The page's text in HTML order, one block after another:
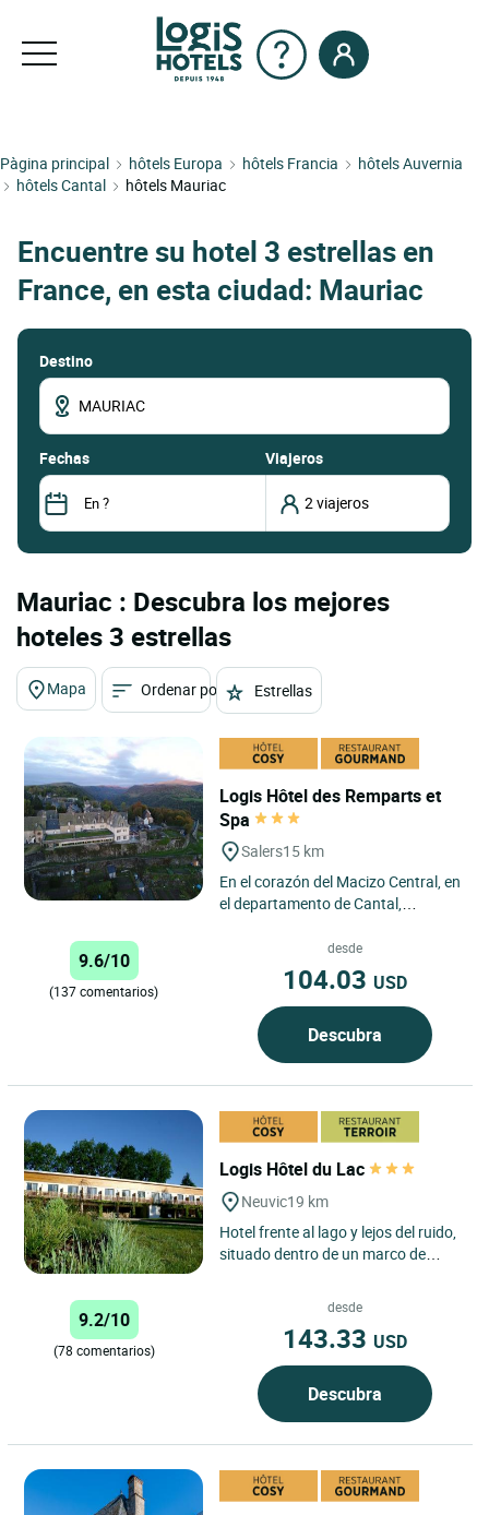
Pàgina principal hôtels Europa hôtels Francia
hôtels Auvernia
hôtels Cantal
hôtels Mauriac
Encuentre su hotel 3 estrellas en
France, en esta ciudad: Mauriac
Destino
fechas Viajeros
Mauriac : Descubra los mejores
hoteles 3 estrellas
Mapa Ordenar por Estrellas
Logis Hôtel des Remparts et
Spa
Salers15 km
En el corazón del Macizo Central, en
el departamento de Cantal,
tamaño humano donde la familia...
9.6/10
(137 comentarios)
desde
104.03 USD
Descubra
Logis Hôtel du Lac
Neuvic19 km
Hotel frente al lago y lejos del ruido,
situado dentro de un marco de
9.2/10
(78 comentarios)
desde
143.33 USD
Descubra